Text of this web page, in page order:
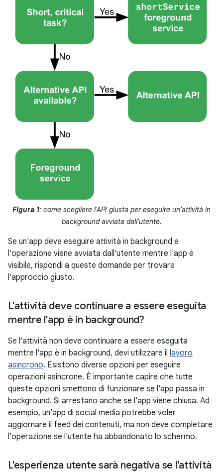
Figura 1: come scegliere l'API giusta per eseguire un'attività in
background avviata dall'utente.
Se un'app deve eseguire attività in background e
l'operazione viene avviata dall'utente mentre l'app è
visibile, rispondi a queste domande per trovare
l'approccio giusto.
L'attività deve continuare a essere eseguita
mentre l'app è in background?
Se l'attività non deve continuare a essere eseguita
mentre l'app è in background, devi utilizzare il lavoro
asincrono. Esistono diverse opzioni per eseguire
operazioni asincrone. È importante capire che tutte
queste opzioni smettono di funzionare se l'app passa in
background. Si arrestano anche se l'app viene chiusa. Ad
esempio, un'app di social media potrebbe voler
aggiornare il feed dei contenuti, ma non deve completare
l'operazione se l'utente ha abbandonato lo schermo.
L'esperienza utente sarà negativa se l'attività